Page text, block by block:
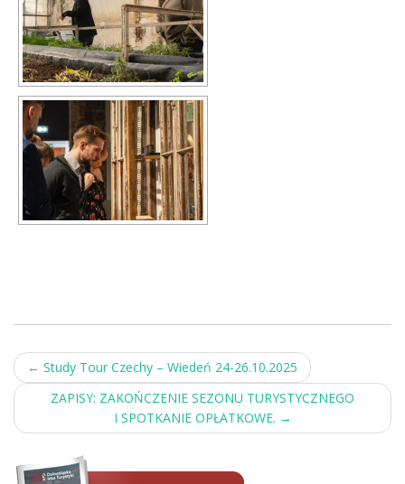
Post
navigation
← Study Tour Czechy – Wiedeń 24-26.10.2025
ZAPISY: ZAKOŃCZENIE SEZONU TURYSTYCZNEGO
I SPOTKANIE OPŁATKOWE. →